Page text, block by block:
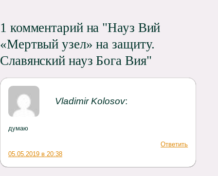
1 комментарий на "Науз Вий
«Мертвый узел» на защиту.
Славянский науз Бога Вия"
Vladimir Kolosov:
05.05.2019 в 20:38
думаю
Ответить